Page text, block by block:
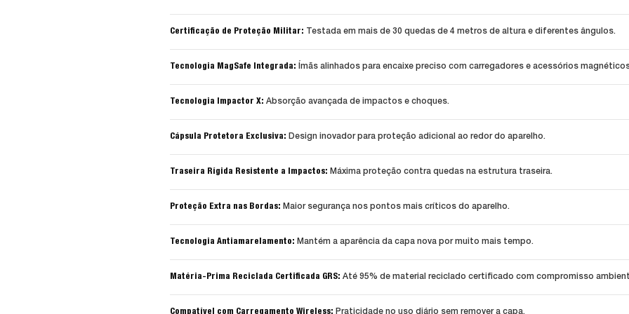
Certificação de Proteção Militar: Testada em mais de 30 quedas de 4 metros de altura e diferentes ângulos.
Tecnologia MagSafe Integrada: Ímãs alinhados para encaixe preciso com carregadores e acessórios
Tecnologia Impactor X: Absorção avançada de impactos e choques.
Cápsula Protetora Exclusiva: Design inovador para proteção adicional ao redor do aparelho.
Traseira Rígida Resistente a Impactos: Máxima proteção contra quedas na estrutura traseira.
Proteção Extra nas Bordas: Maior segurança nos pontos mais críticos do aparelho.
Tecnologia Antiamarelamento: Mantém a aparência da capa nova por muito mais tempo.
Matéria-Prima Reciclada Certificada GRS: Até 95% de material reciclado certificado com compromisso
Compatível com Carregamento Wireless: Praticidade no uso diário sem remover a capa.